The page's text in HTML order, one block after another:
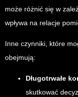
może różnić się w
wpływa na relacje
Inne czynniki, które
obejmują:
Długotrwałe
skutkować